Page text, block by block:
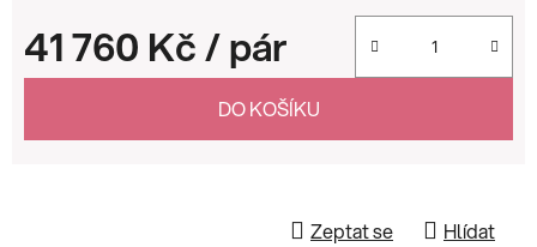
41 760 Kč/ pár
Měrná cena:
DO KOŠÍKU
Zeptat se Hlídat